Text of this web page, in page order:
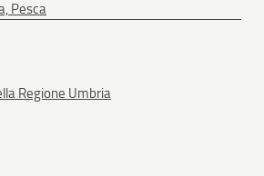
Pesca
Regione Umbria